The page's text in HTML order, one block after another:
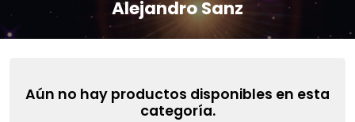
Alejandro Sanz
Aún no hay productos disponibles en esta
categoría.